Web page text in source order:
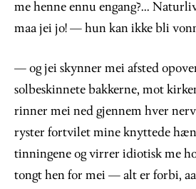
me henne ennu engang?...
maa jei jo! — hun kan ikke bli
— og jei skynner mei afsted
solbeskinnete bakkerne, mot
rinner mei ned gjennem hver
ryster fortvilet mine knyttede
tinningene og virrer idiotisk me
tongt hen for mei — alt er forbi, aa